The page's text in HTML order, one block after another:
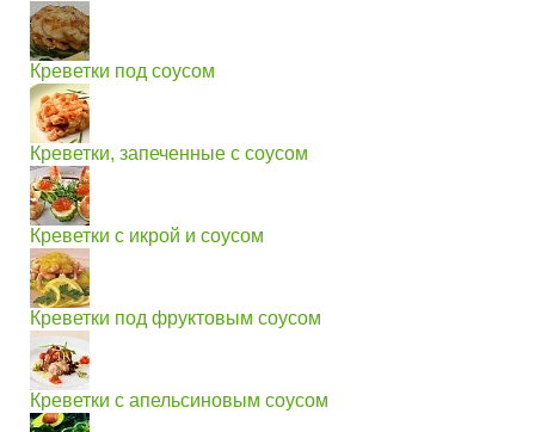
Креветки под соусом
Креветки, запеченные с соусом
Креветки с икрой и соусом
Креветки под фруктовым соусом
Креветки с апельсиновым соусом